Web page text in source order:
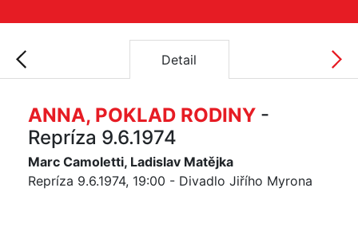
Detail
ANNA, POKLAD RODINY -
Repríza 9.6.1974
Marc Camoletti, Ladislav Matějka
Repríza 9.6.1974, 19:00 - Divadlo Jiřího Myrona